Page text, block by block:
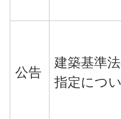
公告
建築基準
指定につ